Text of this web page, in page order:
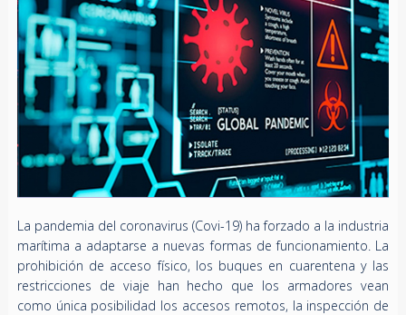
La pandemia del coronavirus (Covi-19) ha forzado a la industria
marítima a adaptarse a nuevas formas de funcionamiento. La
prohibición de acceso físico, los buques en cuarentena y las
restricciones de viaje han hecho que los armadores vean
como única posibilidad los accesos remotos, la inspección de